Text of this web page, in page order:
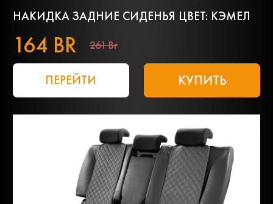
НАКИДКА ЗАДНИЕ СИДЕНЬЯ ЦВЕТ: КЭМЕЛ
164 BR 261 Br
ПЕРЕЙТИ КУПИТЬ